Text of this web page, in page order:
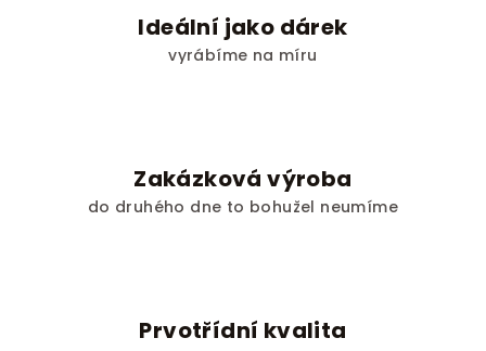
í
p
r
v
ý
p
Ideální jako dárek
vyrábíme na míru
Zakázková výroba
do druhého dne to bohužel neumíme
Prvotřídní kvalita